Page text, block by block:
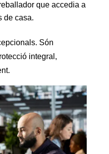
que accedia a
de casa.
Són
integral,